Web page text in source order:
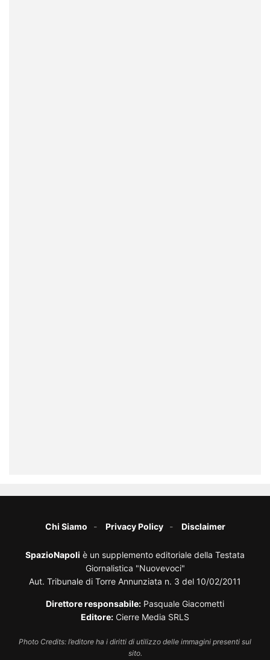
Chi Siamo Privacy Policy Disclaimer
SpazioNapoli è un supplemento editoriale della Testata
Giornalistica "Nuovevoci"
Aut. Tribunale di Torre Annunziata n. 3 del 10/02/2011
Direttore responsabile: Pasquale Giacometti
Editore: Cierre Media SRLS
Photo Credits: l’editore ha i diritti di utilizzo delle immagini presenti sul
sito.